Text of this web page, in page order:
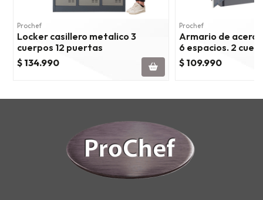
Prochef
Locker casillero metalico 3
cuerpos 12 puertas
$ 134.990
Prochef
Armario de acero
6 espacios. 2
$ 109.990